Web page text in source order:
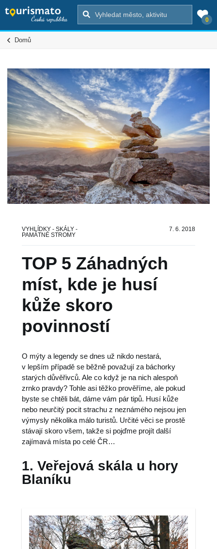
0
Domů
Sdílení
 
VYHLÍDKY - SKÁLY -
PAMÁTNÉ STROMY
7. 6. 2018
TOP 5 Záhadných
míst, kde je husí
kůže skoro
povinností
O mýty a legendy se dnes už nikdo nestará,
v lepším případě se běžně považují za báchorky
starých důvěřivců. Ale co když je na nich alespoň
zrnko pravdy? Tohle asi těžko prověříme, ale pokud
byste se chtěli bát, dáme vám pár tipů. Husí kůže
nebo neurčitý pocit strachu z neznámého nejsou jen
výmysly několika málo turistů. Určité věci se prostě
stávají skoro všem, takže si pojďme projít další
zajímavá místa po celé ČR…
1. Veřejová skála u hory
Blaníku